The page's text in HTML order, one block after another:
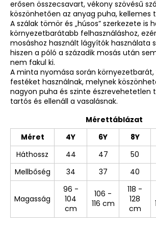
erősen összecsavart, vékony szövésű
köszönhetően az anyag puha, kellemes
A szálak tömör és „húsos” szerkezete is
környezetbarátabb felhasználáshoz,
mosáshoz használt lágyítók használata
hiszen a póló a századik mosás után
nem fakul ki.
A minta nyomása során környezetbarát,
festéket használnak, melynek
nagyon puha és szinte észrevehetetlen
tartós és ellenáll a vasalásnak.
Mérettáblázat
Méret
4Y 6Y 8Y
Háthossz
44 47 50
Mellbőség
34 37 40
Magasság
96 -
104
cm
106 -
116 cm
118 -
128
cm